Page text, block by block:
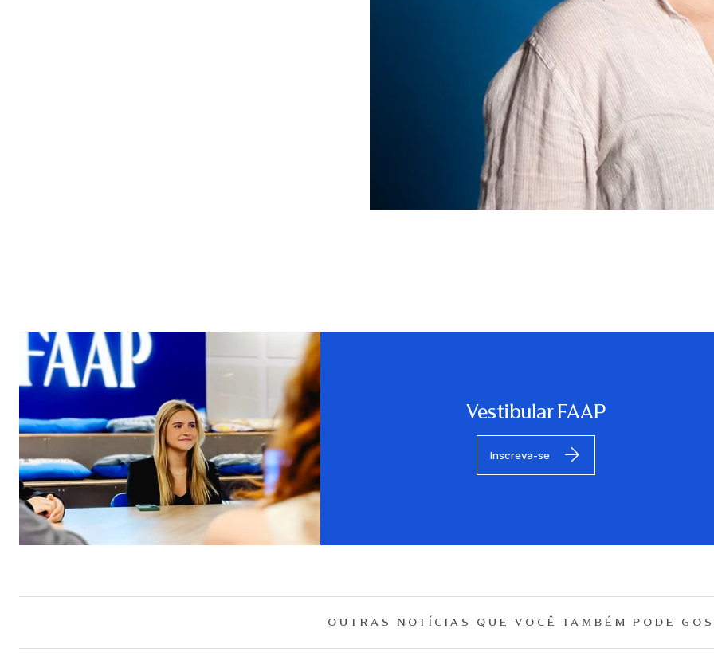
Vestibular FAAP
Inscreva-se
OUTRAS NOTÍCIAS QUE VOCÊ TAMBÉM PODE